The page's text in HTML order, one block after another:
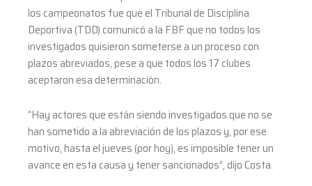
los campeonatos fue que el Tribunal de Disciplina
Deportiva (TDD) comunicó a la FBF que no todos los
investigados quisieron someterse a un proceso con
plazos abreviados, pese a que todos los 17 clubes
aceptaron esa determinación.
“Hay actores que están siendo investigados que no se
han sometido a la abreviación de los plazos y, por ese
motivo, hasta el jueves (por hoy), es imposible tener un
avance en esta causa y tener sancionados”, dijo Costa.